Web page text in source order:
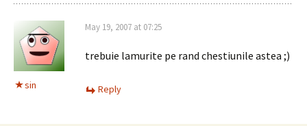
sin
May 19, 2007 at 07:25
trebuie lamurite pe rand chestiunile astea ;)
Reply